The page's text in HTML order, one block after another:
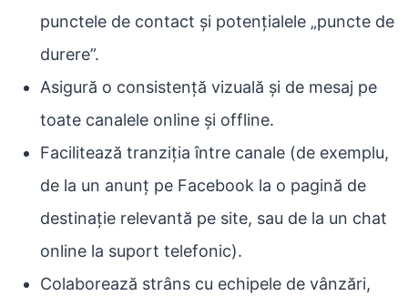
punctele de contact și potențialele „puncte de
durere”.
Asigură o consistență vizuală și de mesaj pe
toate canalele online și offline.
Facilitează tranziția între canale (de exemplu,
de la un anunț pe Facebook la o pagină de
destinație relevantă pe site, sau de la un chat
online la suport telefonic).
Colaborează strâns cu echipele de vânzări,